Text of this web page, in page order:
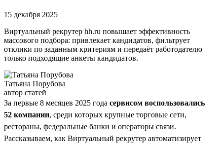
15 декабря 2025
Виртуальный рекрутер hh.ru повышает эффективность
массового подбора: привлекает кандидатов, фильтрует
отклики по заданным критериям и передаёт работодателю
только подходящие анкеты кандидатов.
Татьяна Порубова
автор статей
За первые 8 месяцев 2025 года сервисом воспользовались
52 компании, среди которых крупные торговые сети,
рестораны, федеральные банки и операторы связи.
Рассказываем, как Виртуальный рекрутер автоматизирует